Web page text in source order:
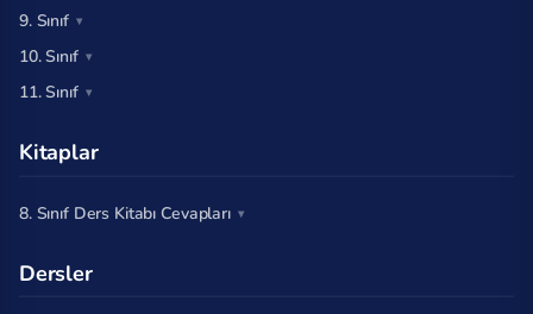
9. Sınıf
10. Sınıf
11. Sınıf
Kitaplar
8. Sınıf Ders Kitabı Cevapları
Dersler